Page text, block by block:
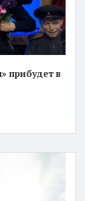
прибудет в